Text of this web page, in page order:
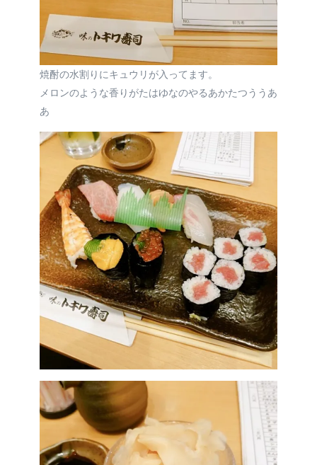
焼酎の水割りにキュウリが入ってます。
メロンのような香りがたはゆなのやるあかたつううあ
あ